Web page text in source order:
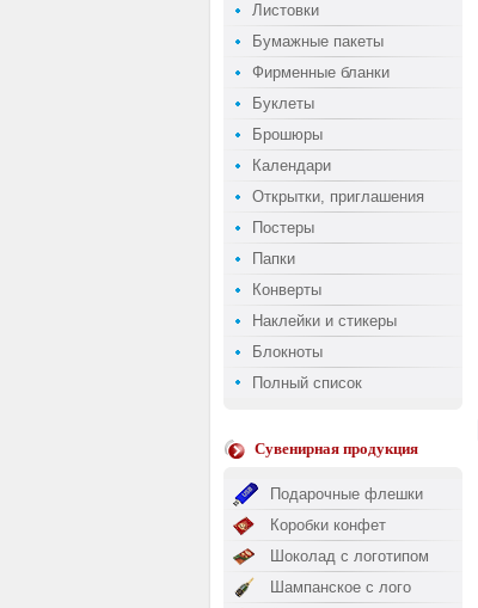
Листовки
Бумажные пакеты
Фирменные бланки
Буклеты
Брошюры
Календари
Открытки, приглашения
Постеры
Папки
Конверты
Наклейки и стикеры
Блокноты
Полный список
Сувенирная продукция
Подарочные флешки
Коробки конфет
Шоколад с логотипом
Шампанское с лого